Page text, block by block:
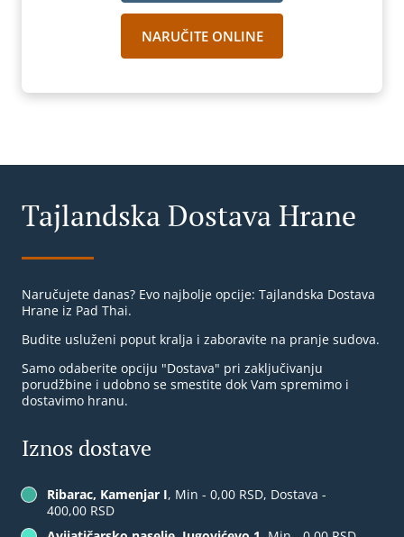
NARUČITE ONLINE
Tajlandska Dostava Hrane
Naručujete danas? Evo najbolje opcije: Tajlandska Dostava
Hrane iz Pad Thai.
Budite usluženi poput kralja i zaboravite na pranje sudova.
Samo odaberite opciju "Dostava" pri zaključivanju
porudžbine i udobno se smestite dok Vam spremimo i
dostavimo hranu.
Iznos dostave
Ribarac, Kamenjar I, Min - 0,00 RSD, Dostava -
400,00 RSD